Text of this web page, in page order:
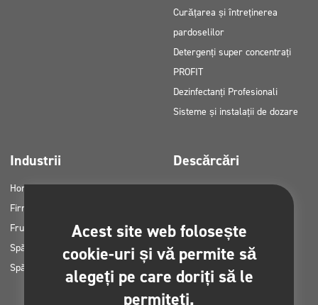
Curățarea și întreținerea
pardoselilor
Detergenți super concentrați
PROFIT
Dezinfectanți Profesionali
Sisteme și instalații de dozare
Industrii
Horeca
Firme de curățenie
Frumuseţe
Spălătorii auto
Spălătorii
Descărcări
Cataloage de produse
Instrucțiuni HACCP
Planuri de aplicare a
produselor Clinex
Permise și aprobări
Acest site web folosește
cookie-uri și vă permite să
alegeți pe care doriți să le
permiteți.